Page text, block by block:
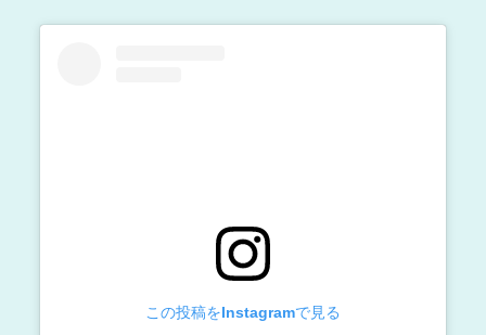
この投稿をInstagramで見る